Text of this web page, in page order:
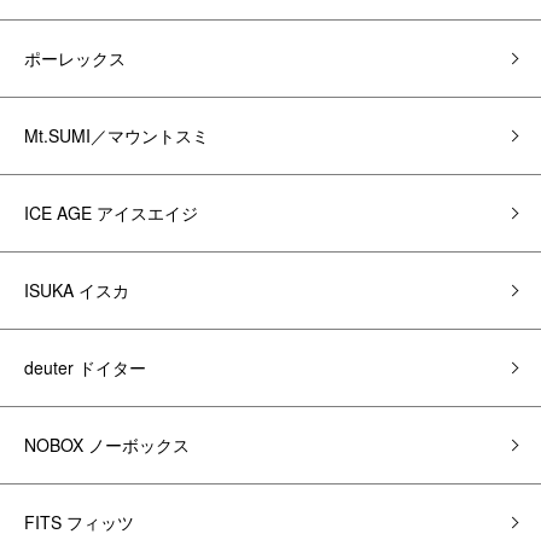
ポーレックス
Mt.SUMI／マウントスミ
ICE AGE アイスエイジ
ISUKA イスカ
deuter ドイター
NOBOX ノーボックス
FITS フィッツ